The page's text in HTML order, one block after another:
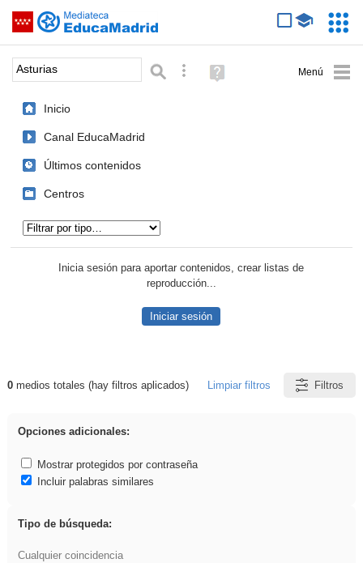
Saltar navegación
Palabra o frase: Búsqueda avanzada
Ayuda
(en
Inicio
Canal EducaMadrid
Últimos contenidos
Centros
Inicia sesión para aportar contenidos, crear listas de
reproducción...
Iniciar sesión
Resultados de: Asturias
0medios totales (hay filtros aplicados) Limpiar filtros Filtros
Opciones adicionales:
Mostrar protegidos por contraseña
Incluir palabras similares
Tipo de búsqueda:
Cualquier coincidencia